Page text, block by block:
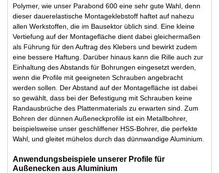
Polymer, wie unser Parabond 600 eine sehr gute Wahl, denn
dieser dauerelastische Montageklebstoff haftet auf nahezu
allen Werkstoffen, die im Bausektor üblich sind. Eine kleine
Vertiefung auf der Montagefläche dient dabei gleichermaßen
als Führung für den Auftrag des Klebers und bewirkt zudem
eine bessere Haftung. Darüber hinaus kann die Rille auch zur
Einhaltung des Abstands für Bohrungen eingesetzt werden,
wenn die Profile mit geeigneten Schrauben angebracht
werden sollen. Der Abstand auf der Montagefläche ist dabei
so gewählt, dass bei der Befestigung mit Schrauben keine
Randausbrüche des Plattenmaterials zu erwarten sind. Zum
Bohren der dünnen Außeneckprofile ist ein Metallbohrer,
beispielsweise unser geschliffener HSS-Bohrer, die perfekte
Wahl, und gleitet mühelos durch das dünnwandige Aluminium.
Anwendungsbeispiele unserer Profile für
Außenecken aus Aluminium